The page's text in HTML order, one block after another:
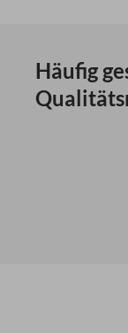
Häufig